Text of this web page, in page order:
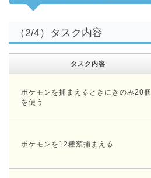
（2/4）タスク内容
タスク内容
ポケモンを捕まえるときにきのみ20個
を使う
ポケモンを12種類捕まえる